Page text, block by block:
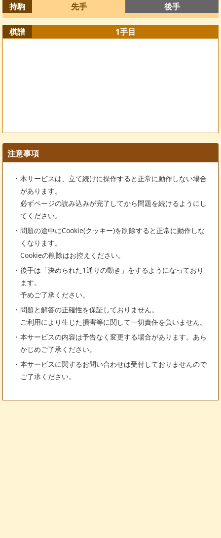
持駒 先手 後手
棋譜 1手目
注意事項
本サービスは、立て続けに操作すると正常に動作しない場合
があります。
必ずページの読み込みが完了してから問題を続けるようにし
てください。
問題の途中にCookie(クッキー)を削除すると正常に動作しな
くなります。
Cookieの削除はお控えください。
後手は「決められた1通りの動き」をするようになっており
ます。
予めご了承ください。
問題と解答の正確性を保証しておりません。
ご利用により生じた損害等に関して一切責任を負いません。
本サービスの内容は予告なく変更する場合があります。あら
かじめご了承ください。
本サービスに関するお問い合わせは受付しておりませんので
ご了承ください。